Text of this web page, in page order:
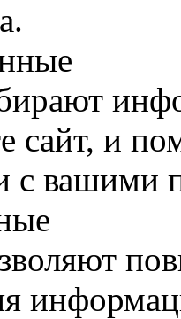
сайт, и
с вашими